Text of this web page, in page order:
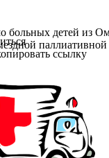
больных детей из